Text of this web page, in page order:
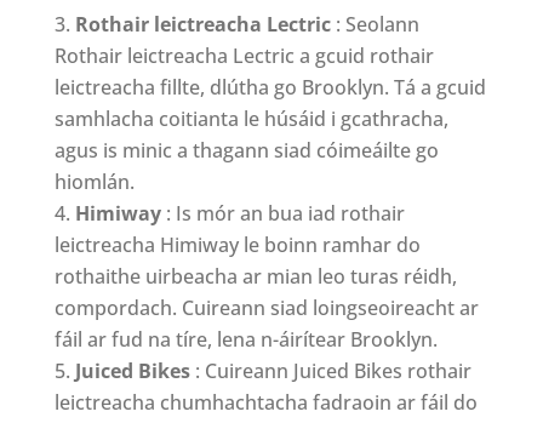
Rothair leictreacha Lectric: Seolann
Rothair leictreacha Lectric a gcuid rothair
leictreacha fillte, dlútha go Brooklyn. Tá a gcuid
samhlacha coitianta le húsáid i gcathracha,
agus is minic a thagann siad cóimeáilte go
hiomlán.
Himiway: Is mór an bua iad rothair
leictreacha Himiway le boinn ramhar do
rothaithe uirbeacha ar mian leo turas réidh,
compordach. Cuireann siad loingseoireacht ar
fáil ar fud na tíre, lena n-áirítear Brooklyn.
Juiced Bikes: Cuireann Juiced Bikes rothair
leictreacha chumhachtacha fadraoin ar fáil do